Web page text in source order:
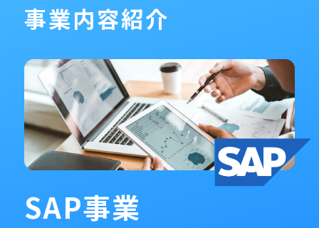
事業内容紹介
SAP事業